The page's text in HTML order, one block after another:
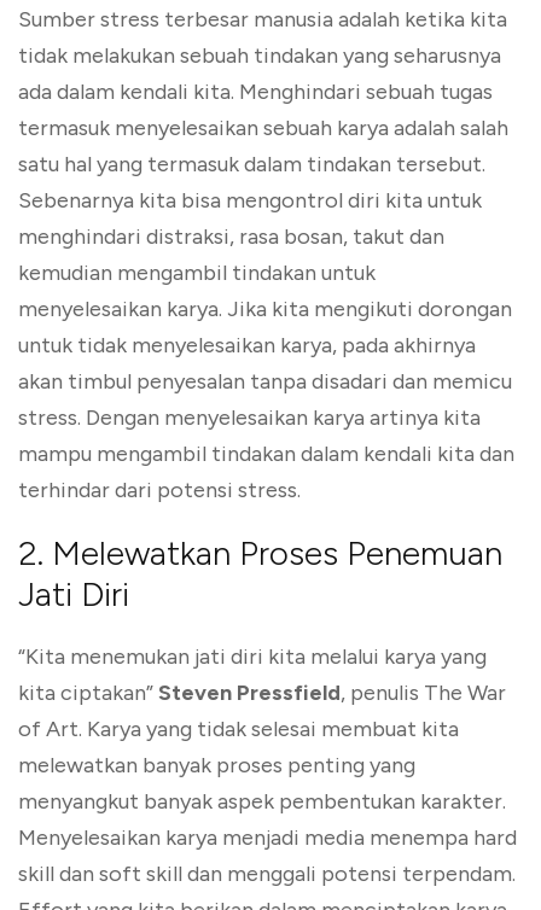
Sumber stress terbesar manusia adalah ketika kita
tidak melakukan sebuah tindakan yang seharusnya
ada dalam kendali kita. Menghindari sebuah tugas
termasuk menyelesaikan sebuah karya adalah salah
satu hal yang termasuk dalam tindakan tersebut.
Sebenarnya kita bisa mengontrol diri kita untuk
menghindari distraksi, rasa bosan, takut dan
kemudian mengambil tindakan untuk
menyelesaikan karya. Jika kita mengikuti dorongan
untuk tidak menyelesaikan karya, pada akhirnya
akan timbul penyesalan tanpa disadari dan memicu
stress. Dengan menyelesaikan karya artinya kita
mampu mengambil tindakan dalam kendali kita dan
terhindar dari potensi stress.
2. Melewatkan Proses Penemuan
Jati Diri
“Kita menemukan jati diri kita melalui karya yang
kita ciptakan”Steven Pressfield, penulis The War
of Art. Karya yang tidak selesai membuat kita
melewatkan banyak proses penting yang
menyangkut banyak aspek pembentukan karakter.
Menyelesaikan karya menjadi media menempa hard
skill dan soft skill dan menggali potensi terpendam.